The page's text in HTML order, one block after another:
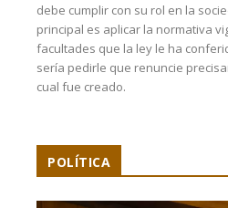
debe cumplir con su rol en la
principal es aplicar la normativa
facultades que la ley le ha
sería pedirle que renuncie
cual fue creado.
POLÍTICA